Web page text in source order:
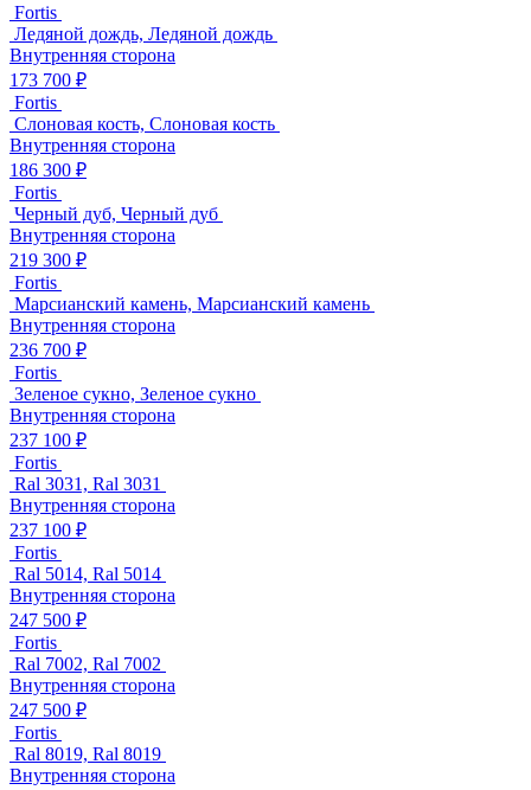
Fortis
Ледяной дождь, Ледяной дождь
Внутренняя сторона
173 700 ₽
Fortis
Слоновая кость, Слоновая кость
Внутренняя сторона
186 300 ₽
Fortis
Черный дуб, Черный дуб
Внутренняя сторона
219 300 ₽
Fortis
Марсианский камень, Марсианский камень
Внутренняя сторона
236 700 ₽
Fortis
Зеленое сукно, Зеленое сукно
Внутренняя сторона
237 100 ₽
Fortis
Ral 3031, Ral 3031
Внутренняя сторона
237 100 ₽
Fortis
Ral 5014, Ral 5014
Внутренняя сторона
247 500 ₽
Fortis
Ral 7002, Ral 7002
Внутренняя сторона
247 500 ₽
Fortis
Ral 8019, Ral 8019
Внутренняя сторона